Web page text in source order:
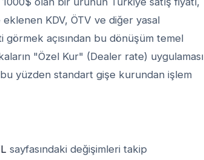
KDV, ÖTV ve diğer yasal
açısından bu dönüşüm temel
"Özel Kur" (Dealer rate) uygulaması
yüzden standart gişe kurundan işlem
sayfasındaki değişimleri takip